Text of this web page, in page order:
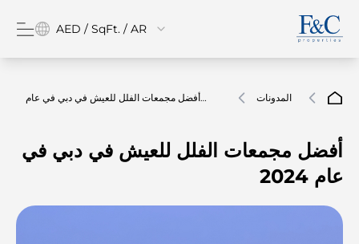
AED / SqFt. / AR
المدونات
أفضل مجمعات الفلل للعيش في دبي في عام
أفضل مجمعات الفلل للعيش في دبي في
عام 2024